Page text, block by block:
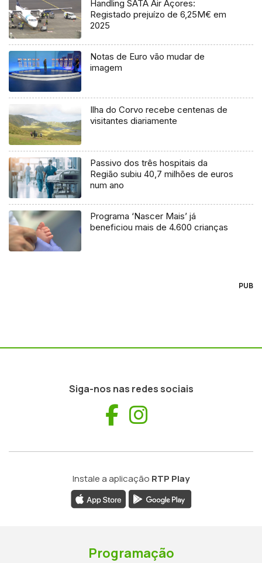
Handling SATA Air Açores:
Registado prejuízo de 6,25M€ em
2025
Notas de Euro vão mudar de
imagem
Ilha do Corvo recebe centenas de
visitantes diariamente
Passivo dos três hospitais da
Região subiu 40,7 milhões de euros
num ano
Programa ‘Nascer Mais’ já
beneficiou mais de 4.600 crianças
PUB
Siga-nos nas redes sociais
Facebook
Instale a aplicação RTP Play
Programação